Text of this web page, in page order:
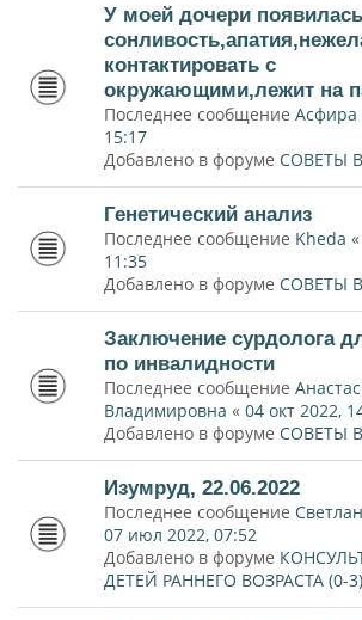
У моей дочери появилась
контактировать с
окружающими,лежит на
Последнее сообщение Асфира
15:17
Добавлено в форуме СОВЕТЫ
Генетический анализ
Последнее сообщение Kheda «
11:35
Добавлено в форуме СОВЕТЫ
Заключение сурдолога
по инвалидности
Последнее сообщение
Владимировна « 04 окт 2022,
Добавлено в форуме СОВЕТЫ
Изумруд, 22.06.2022
Последнее сообщение
07 июл 2022, 07:52
Добавлено в форуме
ДЕТЕЙ РАННЕГО ВОЗРАСТА (0-3)